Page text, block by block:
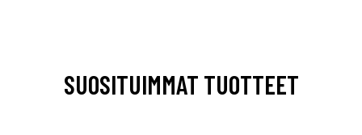
SUOSITUIMMAT TUOTTEET